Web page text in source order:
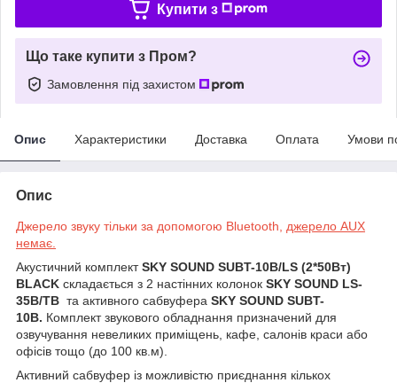
Купити з
Що таке купити з Пром?
Замовлення під захистом
Опис Характеристики Доставка Оплата Умови
Опис
Джерело звуку тільки за допомогою Bluetooth, джерело AUX
немає.
Акустичний комплектSKY SOUND SUBT-10B/LS (2*50Вт)
BLACK складається з 2 настінних колонок SKY SOUND LS-
35B/TB та активного сабвуфера SKY SOUND SUBT-
10B. Комплект звукового обладнання призначений для
озвучування невеликих приміщень, кафе, салонів краси або
офісів тощо (до 100 кв.м).
Активний сабвуфер із можливістю приєднання кількох